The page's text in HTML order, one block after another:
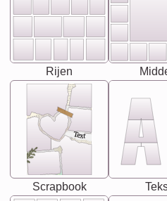
Rijen
Text
Scrapbook